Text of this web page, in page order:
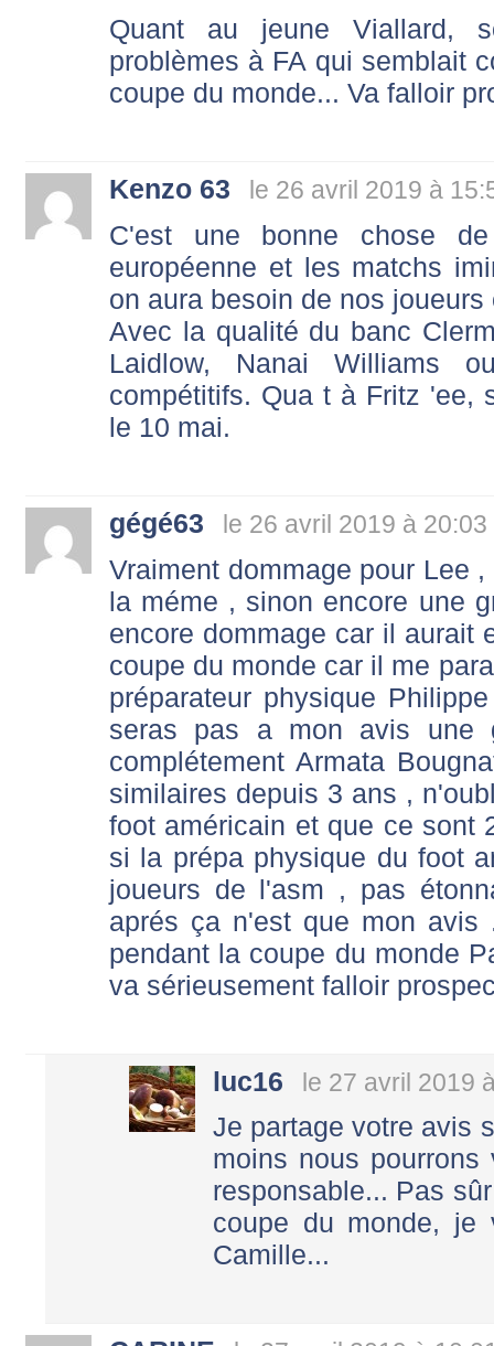
Quant au jeune Viallard,
problèmes à FA qui semblait
coupe du monde... Va falloir
Kenzo 63 le 26 avril 2019 à
C'est une bonne chose
européenne et les matchs
on aura besoin de nos
Avec la qualité du banc
Laidlow, Nanai Williams
compétitifs. Qua t à Fritz 'ee,
le 10 mai.
gégé63 le 26 avril 2019 à 20:03
Vraiment dommage pour Lee
la méme , sinon encore une
encore dommage car il aurait
coupe du monde car il me
préparateur physique
seras pas a mon avis une
complétement Armata
similaires depuis 3 ans ,
foot américain et que ce sont
si la prépa physique du foot
joueurs de l'asm , pas
aprés ça n'est que mon
pendant la coupe du monde
va sérieusement falloir
luc16 le 27 avril 2019
Je partage votre avis
moins nous
responsable... Pas
coupe du monde, je
Camille...